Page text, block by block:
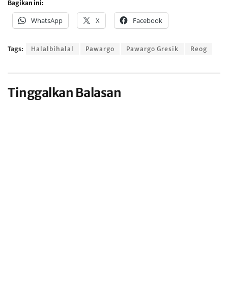
Bagikan ini:
WhatsApp X Facebook
Tags: Halalbihalal Pawargo Pawargo Gresik Reog
Tinggalkan Balasan